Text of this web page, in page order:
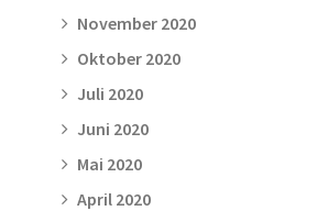
November 2020
Oktober 2020
Juli 2020
Juni 2020
Mai 2020
April 2020